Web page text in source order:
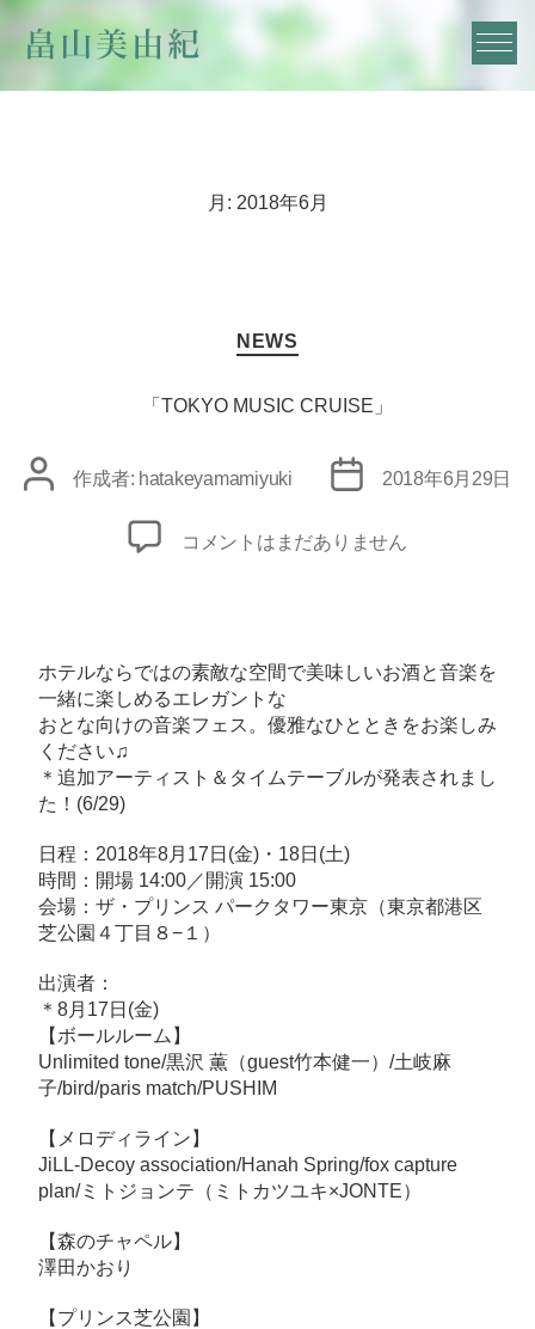
月: 2018年6月
カ
テ
リ
NEWS
「TOKYO MUSIC CRUISE」
投
作成者: hatakeyamamiyuki
投
日
2018年6月29日
「TOKYO
の
コメントはまだありません
ホテルならではの素敵な空間で美味しいお酒と音楽を
一緒に楽しめるエレガントな
おとな向けの音楽フェス。優雅なひとときをお楽しみ
ください♫
＊追加アーティスト＆タイムテーブルが発表されまし
た！(6/29)
日程：2018年8月17日(金)・18日(土)
時間：開場 14:00／開演 15:00
会場： ザ・プリンス パークタワー東京（東京都港区
芝公園４丁目８−１）
出演者：
＊8月17日(金)
【ボールルーム】
Unlimited tone/黒沢 薫（guest竹本健一）/土岐麻
子/bird/paris match/PUSHIM
【メロディライン】
JiLL-Decoy association/Hanah Spring/fox capture
plan/ミトジョンテ（ミトカツユキ×JONTE）
【森のチャペル】
澤田かおり
【プリンス芝公園】